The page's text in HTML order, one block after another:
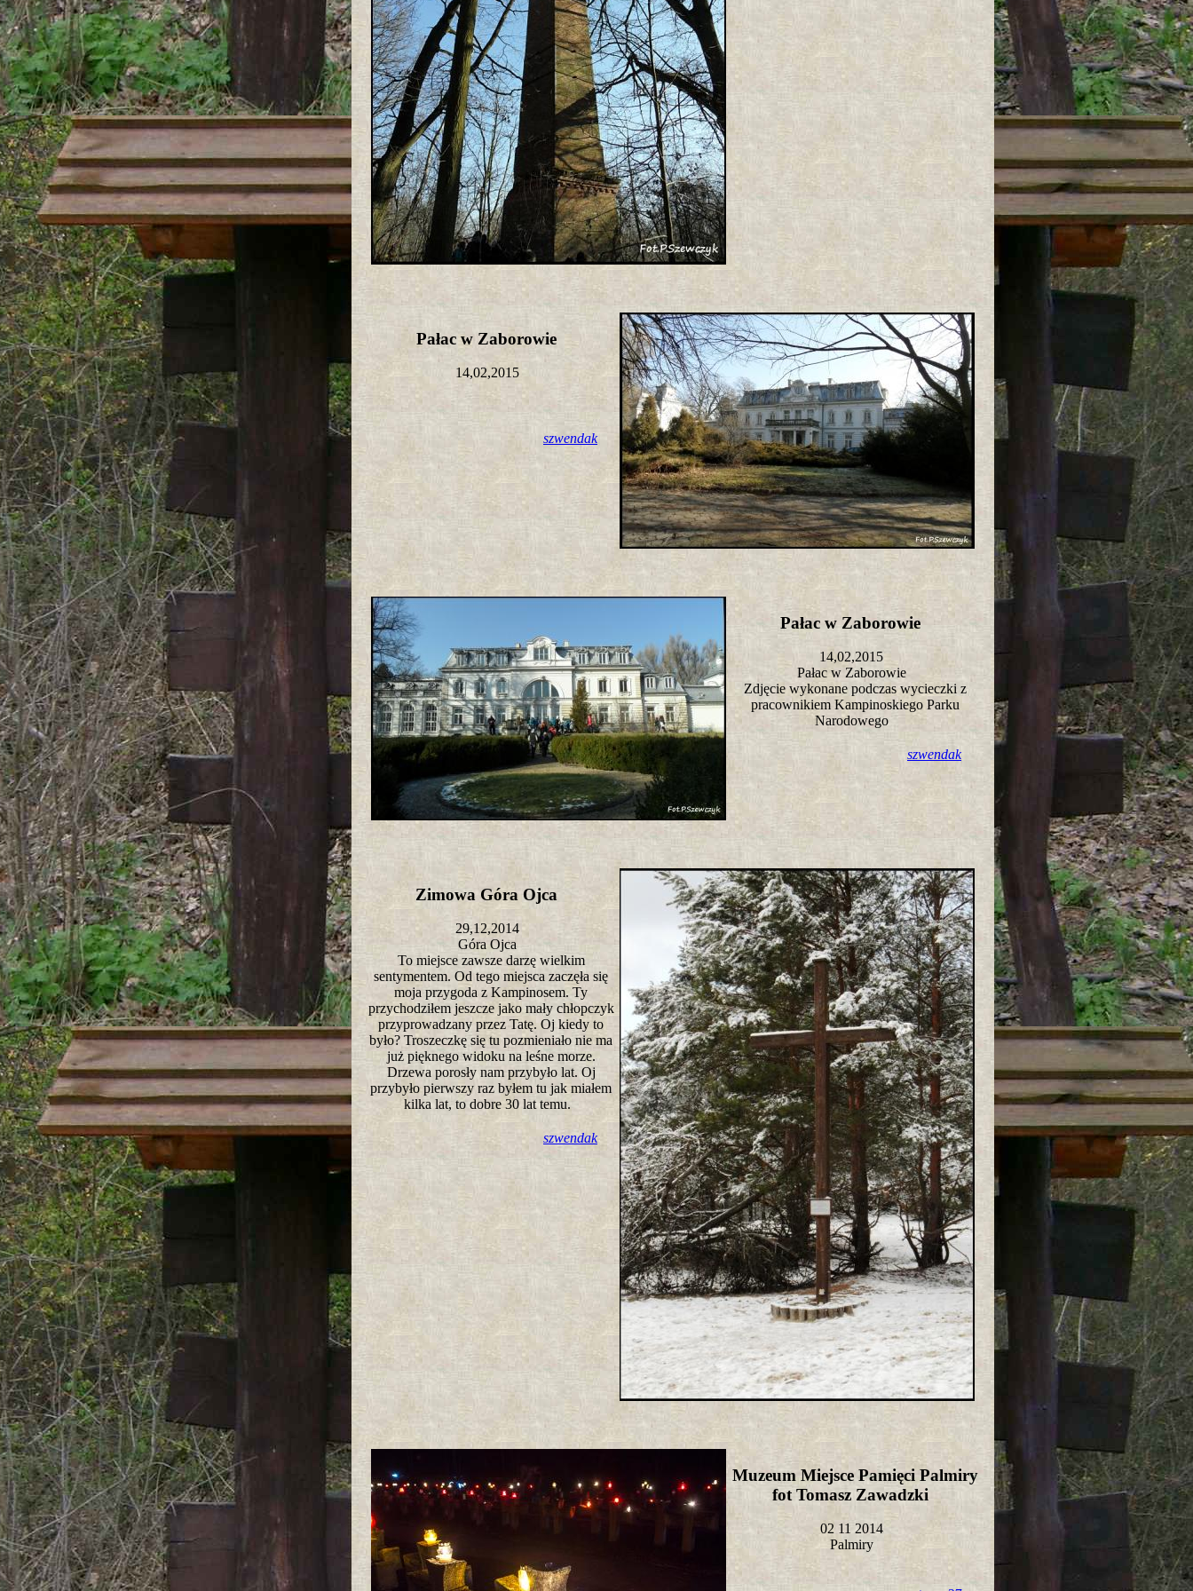
Pałac w Zaborowie
14,02,2015
szwendak
Pałac w Zaborowie
14,02,2015
Pałac w Zaborowie
Zdjęcie wykonane podczas wycieczki z
pracownikiem Kampinoskiego Parku
Narodowego
szwendak
Zimowa Góra Ojca
29,12,2014
Góra Ojca
To miejsce zawsze darzę wielkim
sentymentem. Od tego miejsca zaczęła się
moja przygoda z Kampinosem. Ty
przychodziłem jeszcze jako mały chłopczyk
przyprowadzany przez Tatę. Oj kiedy to
było? Troszeczkę się tu pozmieniało nie ma
już pięknego widoku na leśne morze.
Drzewa porosły nam przybyło lat. Oj
przybyło pierwszy raz byłem tu jak miałem
kilka lat, to dobre 30 lat temu.
szwendak
Muzeum Miejsce Pamięci Palmiry
fot Tomasz Zawadzki
02 11 2014
Palmiry